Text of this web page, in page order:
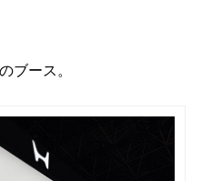
ブース。